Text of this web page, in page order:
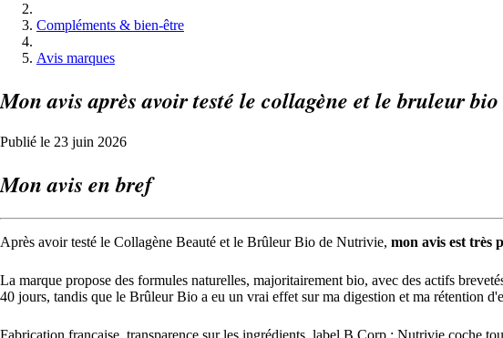
Compléments & bien-être
Avis marques
Mon avis après avoir testé le collagène et le bruleur
Publié le 23 juin 2026
Mon avis en bref
Après avoir testé le Collagène Beauté et le Brûleur Bio de Nutrivie, mon avis est très
La marque propose des formules naturelles, majoritairement bio, avec des actifs
40 jours, tandis que le Brûleur Bio a eu un vrai effet sur ma digestion et ma rétention
Fabrication française, transparence sur les ingrédients, label B Corp : Nutrivie coche